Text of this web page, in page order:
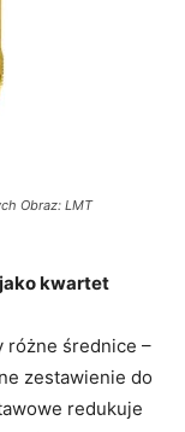
Obraz: LMT
kwartet
różne średnice –
zestawienie do
redukuje